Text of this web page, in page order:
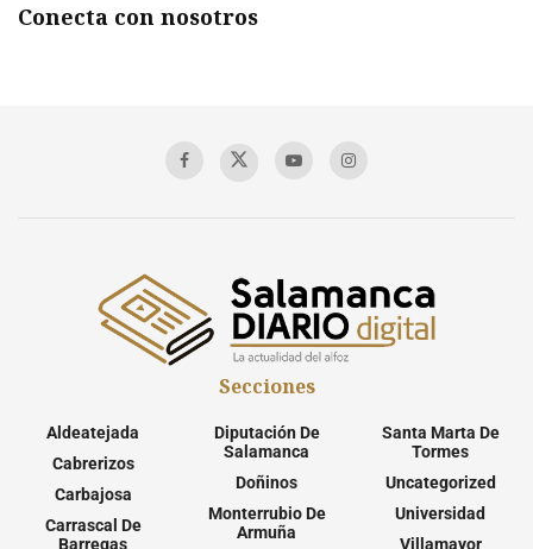
Conecta con nosotros
Secciones
Aldeatejada
Cabrerizos
Carbajosa
Carrascal De
Barregas
Diputación De
Salamanca
Doñinos
Monterrubio De
Armuña
Santa Marta De
Tormes
Uncategorized
Universidad
Villamayor